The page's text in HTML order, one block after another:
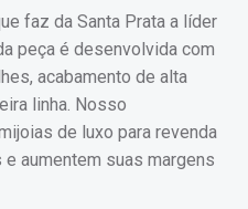
faz da Santa Prata a líder
peça é desenvolvida com
acabamento de alta
linha. Nosso
de luxo para revenda
aumentem suas margens